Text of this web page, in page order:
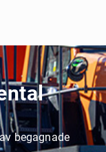
begagnade